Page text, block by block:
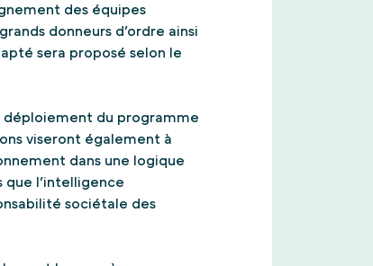
des équipes
donneurs d’ordre ainsi
sera proposé selon le
déploiement du programme
viseront également à
dans une logique
l’intelligence
sociétale des